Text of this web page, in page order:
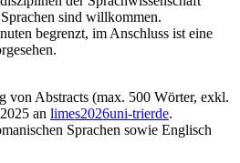
sind willkommen.
begrenzt, im Anschluss ist eine
von Abstracts (max. 500 Wörter, exkl.
an limes2026uni-trierde.
Sprachen sowie Englisch